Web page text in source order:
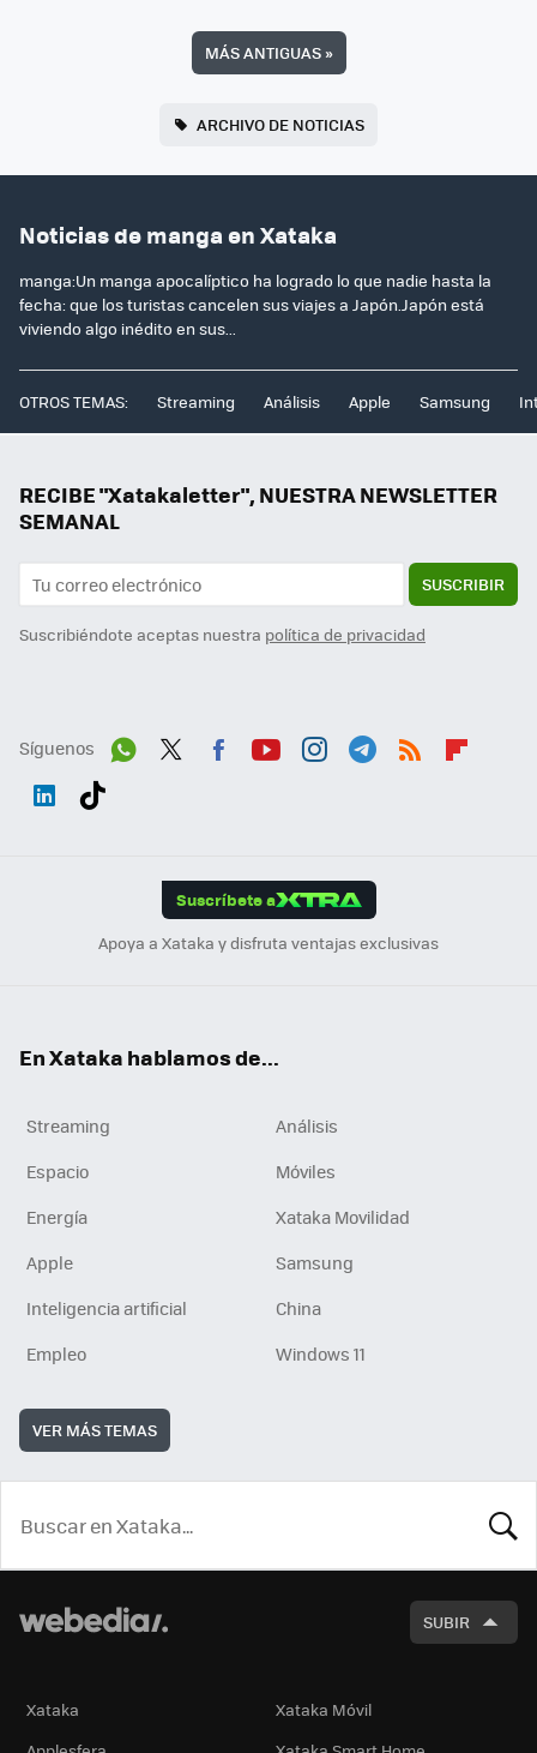
MÁS ANTIGUAS»
ARCHIVO DE NOTICIAS
Noticias de manga en Xataka
manga:Un manga apocalíptico ha logrado lo que nadie hasta la
fecha: que los turistas cancelen sus viajes a Japón.Japón está
viviendo algo inédito en sus...
OTROS TEMAS: Streaming Análisis Apple Samsung
RECIBE "Xatakaletter", NUESTRA NEWSLETTER
SEMANAL
SUSCRIBIR
Suscribiéndote aceptas nuestra política de privacidad
Síguenos
Suscríbete a
Apoya a Xataka y disfruta ventajas exclusivas
En Xataka hablamos de...
Streaming
Análisis
Espacio
Móviles
Energía
Xataka Movilidad
Apple
Samsung
Inteligencia artificial
China
Empleo
Windows 11
VER MÁS TEMAS
SUBIR
Xataka
Xataka Móvil